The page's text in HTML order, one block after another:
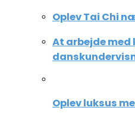
Oplev Tai Chi
At arbejde med
Oplev luksus